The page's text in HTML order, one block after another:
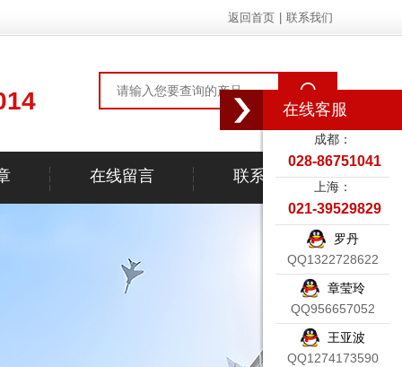
返回首页 联系我们
在线留言 联系我们
在线客服
成都：
028-86751041
上海：
021-39529829
罗丹
QQ1322728622
章莹玲
QQ956657052
王亚波
QQ1274173590